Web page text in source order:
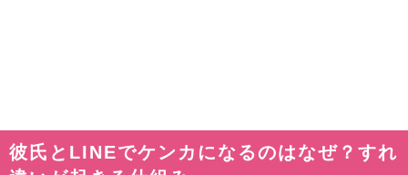
彼氏とLINEでケンカになるのはなぜ？すれ